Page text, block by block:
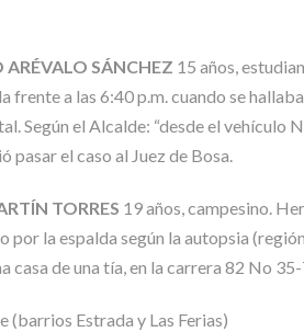
ARÉVALO SÁNCHEZ 15 años,
frente a las 6:40 p.m. cuando se
Según el Alcalde: “desde el
pasar el caso al Juez de Bosa.
TORRES 19 años, campesino.
por la espalda según la autopsia
casa de una tía, en la carrera 82 No 35-
(barrios Estrada y Las Ferias)